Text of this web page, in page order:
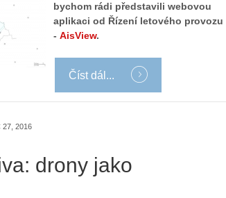
bychom rádi představili webovou
aplikaci od Řízení letového provozu
- AisView.
Číst dál...
27, 2016
drony jako